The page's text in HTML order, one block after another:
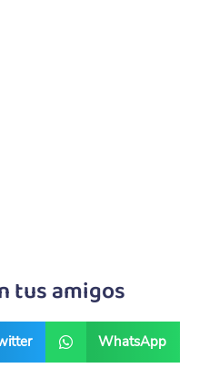
tus amigos
WhatsApp